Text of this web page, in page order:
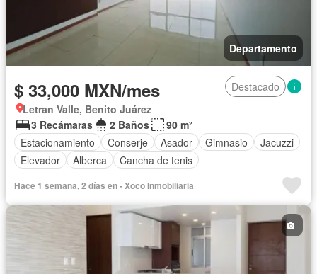
Departamento
$ 33,000 MXN/mes
Destacado
Letran Valle, Benito Juárez
3 Recámaras
2 Baños
90 m²
Estacionamiento
Conserje Asador Gimnasio
Jacuzzi
Elevador
Alberca Cancha de tenis
Hace 1 semana, 2 días en - Xoco Inmobiliaria